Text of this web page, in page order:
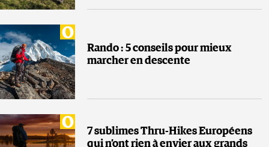
Rando : 5 conseils pour mieux
marcher en descente
7 sublimes Thru-Hikes Européens
qui n’ont rien à envier aux grands